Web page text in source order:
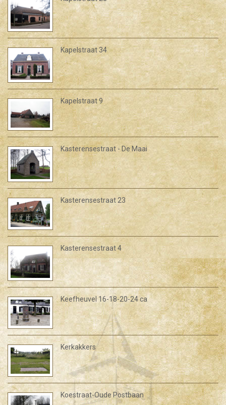
Kapelstraat 34
Kapelstraat 9
Kasterensestraat - De Maai
Kasterensestraat 23
Kasterensestraat 4
Keefheuvel 16-18-20-24 ca
Kerkakkers
Koestraat-Oude Postbaan